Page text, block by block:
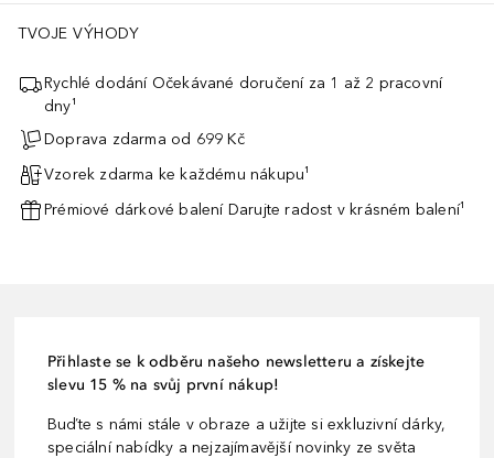
TVOJE VÝHODY
Rychlé dodání Očekávané doručení za 1 až 2 pracovní
dny¹
Doprava zdarma od 699 Kč
Vzorek zdarma ke každému nákupu¹
Prémiové dárkové balení Darujte radost v krásném balení¹
Přihlaste se k odběru našeho newsletteru a získejte
slevu 15 % na svůj první nákup!
Buďte s námi stále v obraze a užijte si exkluzivní dárky,
speciální nabídky a nejzajímavější novinky ze světa